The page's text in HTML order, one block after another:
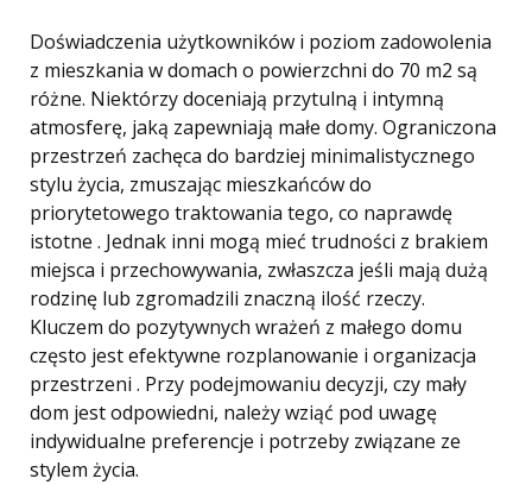
Doświadczenia użytkowników i poziom zadowolenia
z mieszkania w domach o powierzchni do 70 m2 są
różne. Niektórzy doceniają przytulną i intymną
atmosferę, jaką zapewniają małe domy. Ograniczona
przestrzeń zachęca do bardziej minimalistycznego
stylu życia, zmuszając mieszkańców do
priorytetowego traktowania tego, co naprawdę
istotne . Jednak inni mogą mieć trudności z brakiem
miejsca i przechowywania, zwłaszcza jeśli mają dużą
rodzinę lub zgromadzili znaczną ilość rzeczy.
Kluczem do pozytywnych wrażeń z małego domu
często jest efektywne rozplanowanie i organizacja
przestrzeni . Przy podejmowaniu decyzji, czy mały
dom jest odpowiedni, należy wziąć pod uwagę
indywidualne preferencje i potrzeby związane ze
stylem życia.